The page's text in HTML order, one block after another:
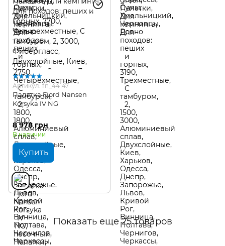
Артикул: fn_44147
Палатка Fjord Nansen
Korsyka IV NG
8 978 грн
В наличии
Купить
Показать еще 25 товаров